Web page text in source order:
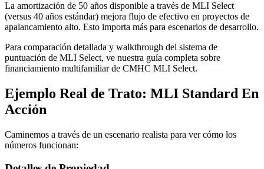
La amortización de 50 años disponible a través de MLI Select
(versus 40 años estándar) mejora flujo de efectivo en proyectos de
apalancamiento alto. Esto importa más para escenarios de desarrollo.
Para comparación detallada y walkthrough del sistema de
puntuación de MLI Select, ve nuestra guía completa sobre
financiamiento multifamiliar de CMHC MLI Select.
Ejemplo Real de Trato: MLI Standard En
Acción
Caminemos a través de un escenario realista para ver cómo los
números funcionan: